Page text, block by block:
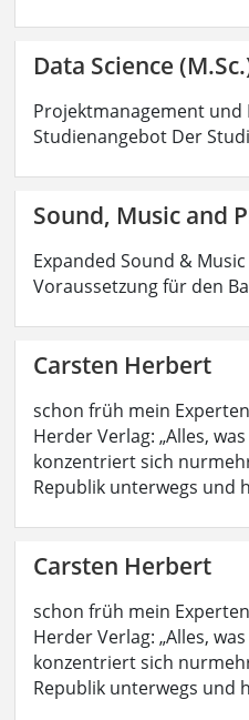
Data Science
Projektmanagement
Studienangebot Der
Sound, Music and
Expanded Sound &
Voraussetzung für den
Carsten Herbert
schon früh mein
Herder Verlag: „Alles,
konzentriert sich
Republik unterwegs und
Carsten Herbert
schon früh mein
Herder Verlag: „Alles,
konzentriert sich
Republik unterwegs und